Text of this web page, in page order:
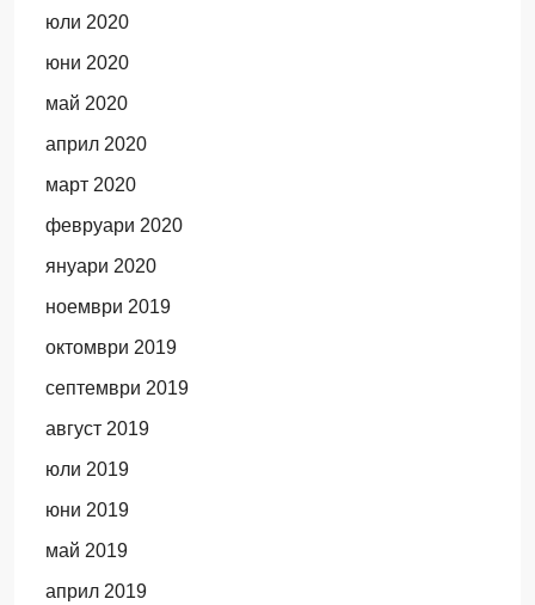
юли 2020
юни 2020
май 2020
април 2020
март 2020
февруари 2020
януари 2020
ноември 2019
октомври 2019
септември 2019
август 2019
юли 2019
юни 2019
май 2019
април 2019